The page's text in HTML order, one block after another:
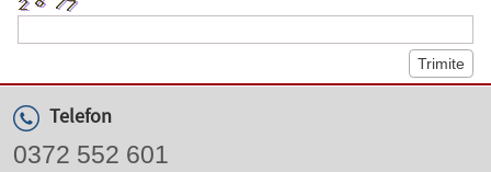
Telefon
0372 552 601